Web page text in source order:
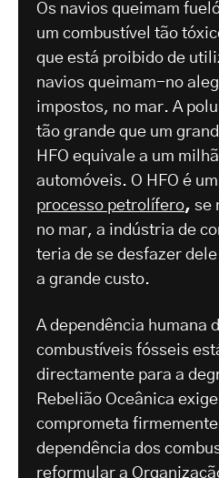
Os navios queimam
um combustível tão
que está proibido de
navios queimam-no
impostos, no mar. A
tão grande que um
HFO equivale a um
automóveis. O HFO é um
processo petrolífero, se
no mar, a indústria de
teria de se desfazer
a grande custo.
A dependência humana
combustíveis fósseis
directamente para a
Rebelião Oceânica
comprometa
dependência dos
reformular a